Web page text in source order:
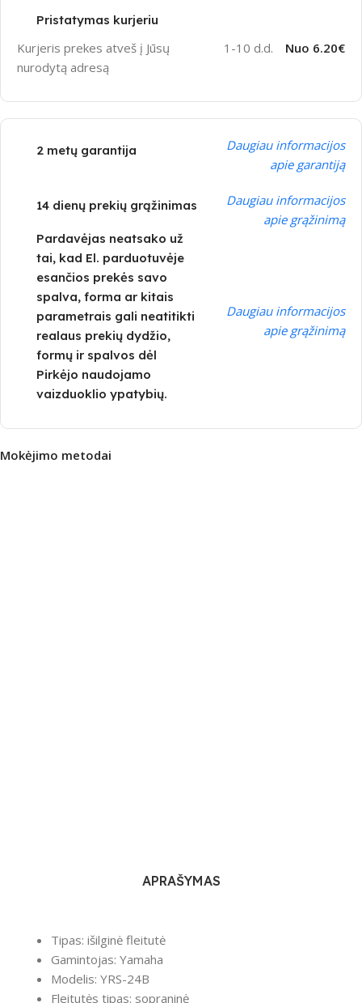
Pristatymas kurjeriu
Kurjeris prekes atveš į Jūsų
nurodytą adresą
1-10 d.d. Nuo 6.20€
2 metų garantija
Daugiau informacijos
apie garantiją
14 dienų prekių grąžinimas
Daugiau informacijos
apie grąžinimą
Pardavėjas neatsako už
tai, kad El. parduotuvėje
esančios prekės savo
spalva, forma ar kitais
parametrais gali neatitikti
realaus prekių dydžio,
formų ir spalvos dėl
Pirkėjo naudojamo
vaizduoklio ypatybių.
Daugiau informacijos
apie grąžinimą
Mokėjimo metodai
APRAŠYMAS
Tipas: išilginė fleitutė
Gamintojas: Yamaha
Modelis: YRS-24B
Fleitutės tipas: sopraninė